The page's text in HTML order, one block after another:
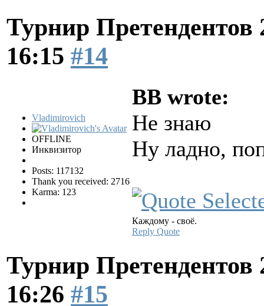
Турнир Претендентов
16:15 #14
Vladimirovich
OFFLINE
Инквизитор
Posts: 117132
Thank you received: 2716
Karma: 123
BB wrote:
Не знаю
Ну ладно,
Каждому - своё.
Reply Quote
Турнир Претендентов
16:26 #15